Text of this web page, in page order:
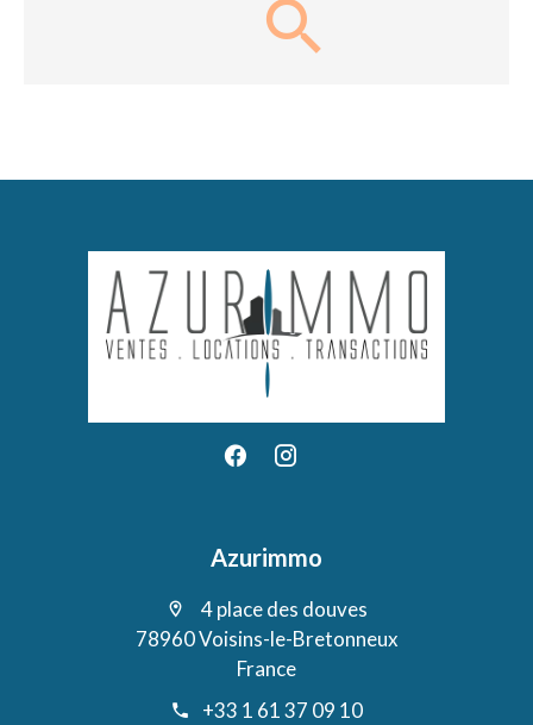
Azurimmo
4 place des douves
78960 Voisins-le-Bretonneux
France
+33 1 61 37 09 10